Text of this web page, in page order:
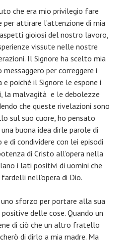
che era mio privilegio fare
attirare l’attenzione di mia
gioiosi del nostro lavoro,
vissute nelle nostre
Il Signore ha scelto mia
messaggero per correggere i
poiché il Signore le espone i
la malvagità e le debolezze
che queste rivelazioni sono
sul suo cuore, ho pensato
buona idea dirle parole di
di condividere con lei episodi
di Cristo all’opera nella
i lati positivi di uomini che
nell’opera di Dio.
sforzo per portare alla sua
delle cose. Quando un
di ciò che un altro fratello
di dirlo a mia madre. Ma